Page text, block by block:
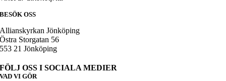
BESÖK OSS
Allianskyrkan Jönköping
Östra Storgatan 56
553 21 Jönköping
FÖLJ OSS I SOCIALA MEDIER
VAD VI GÖR